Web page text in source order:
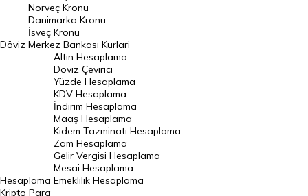
Kanada Doları Kuru
Norveç Kronu Kuru
İsveç Kronu Kuru
Japon Yeni Kuru
Serbest Piyasa Döviz Kurları
Merkez Bankası Döviz Kurları
Altın Fiyatları
Döviz
Norveç Kronu
Danimarka Kronu
İsveç Kronu
Merkez Bankası Kurlari
Hesaplama
Altın Hesaplama
Döviz Çevirici
Yüzde Hesaplama
KDV Hesaplama
İndirim Hesaplama
Maaş Hesaplama
Kıdem Tazminatı Hesaplama
Zam Hesaplama
Gelir Vergisi Hesaplama
Mesai Hesaplama
Emeklilik Hesaplama
Kripto Para